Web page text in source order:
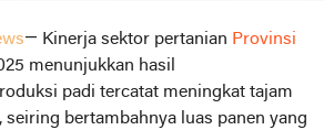
— Kinerja sektor pertanian Provinsi
menunjukkan hasil
padi tercatat meningkat tajam
seiring bertambahnya luas panen yang